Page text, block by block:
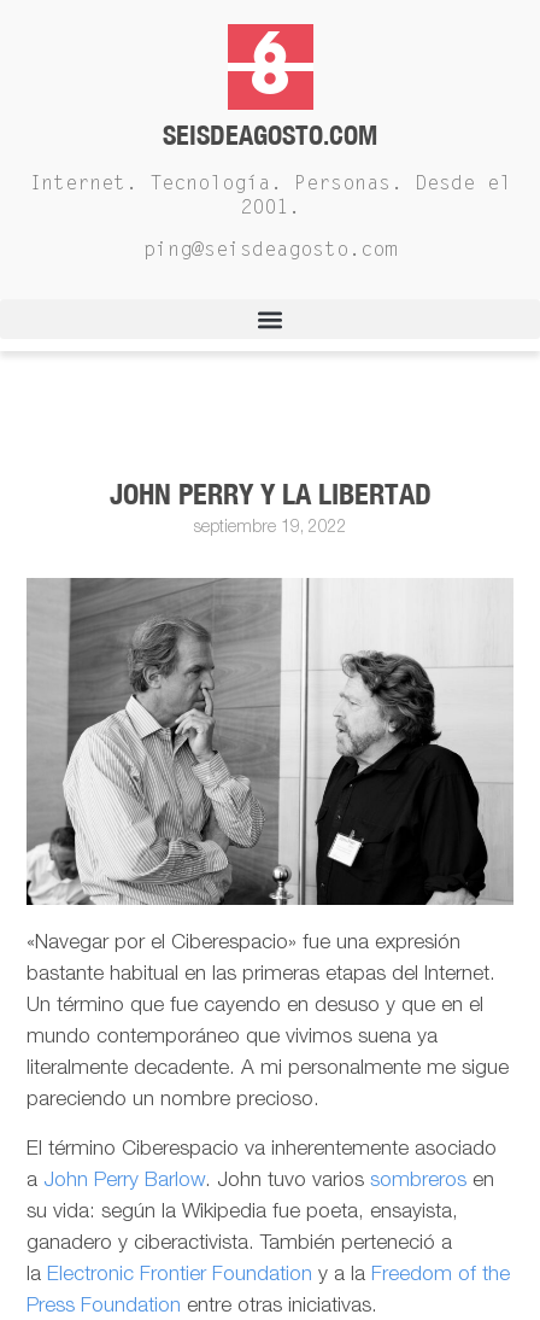
SEISDEAGOSTO.COM
Internet. Tecnología. Personas. Desde el
2001.
ping@seisdeagosto.com
JOHN PERRY Y LA LIBERTAD
septiembre 19, 2022
«Navegar por el Ciberespacio» fue una expresión
bastante habitual en las primeras etapas del Internet.
Un término que fue cayendo en desuso y que en el
mundo contemporáneo que vivimos suena ya
literalmente decadente. A mi personalmente me sigue
pareciendo un nombre precioso.
El término Ciberespacio va inherentemente asociado
a John Perry Barlow. John tuvo variossombreros en
su vida: según la Wikipedia fue poeta, ensayista,
ganadero y ciberactivista. También perteneció a
la Electronic Frontier Foundation y a la Freedom of the
Press Foundation entre otras iniciativas.